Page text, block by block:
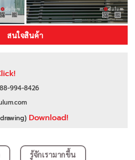
สนใจสินค้า
994-8426
Download!
รู้จักเรามากขึ้น